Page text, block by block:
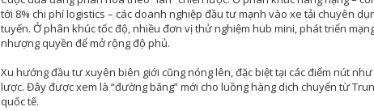
tới 8% chi phí logistics – các doanh nghiệp đầu tư mạnh vào xe tải chuyên
tuyến. Ở phân khúc tốc độ, nhiều đơn vị thử nghiệm hub mini, phát triển
nhượng quyền để mở rộng độ phủ.
Xu hướng đầu tư xuyên biên giới cũng nóng lên, đặc biệt tại các điểm nút
lược. Đây được xem là “đường băng” mới cho luồng hàng dịch chuyển từ
quốc tế.